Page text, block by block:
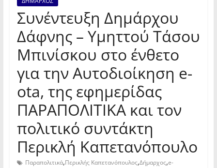
Συνέντευξη Δημάρχου
Δάφνης – Υμηττού Τάσου
Μπινίσκου στο ένθετο
για την Αυτοδιοίκηση e-
ota, της εφημερίδας
ΠΑΡΑΠΟΛΙΤΙΚΑ και τον
πολιτικό συντάκτη
Περικλή Καπετανόπουλο
Παραπολιτικά,Περικλής Καπετανόπουλος,Δήμαρχος,e-